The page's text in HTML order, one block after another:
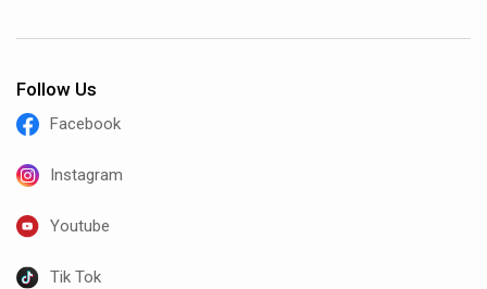
Follow Us
Facebook
Instagram
Youtube
Tik Tok